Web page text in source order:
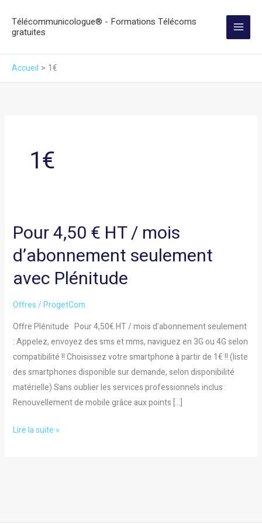
contenu
Télécommunicologue® - Formations Télécoms
gratuites
Accueil 1€
1€
Pour 4,50 € HT / mois
d’abonnement seulement
avec Plénitude
Offres/ProgetCom
Offre Plénitude Pour 4,50€ HT / mois d’abonnement seulement
: Appelez, envoyez des sms et mms, naviguez en 3G ou 4G selon
compatibilité !! Choisissez votre smartphone à partir de 1€ !! (liste
des smartphones disponible sur demande, selon disponibilité
matérielle) Sans oublier les services professionnels inclus :
Renouvellement de mobile grâce aux points […]
Pour
€
HT
mois
d’abonnement
seulement
Plénitude
Lire la suite »